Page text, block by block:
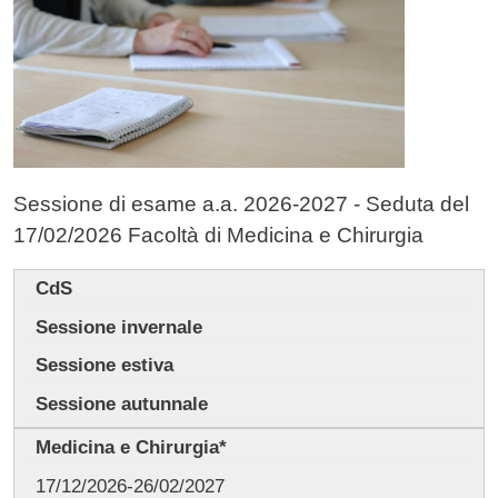
Sessione di esame a.a. 2026-2027 - Seduta del
17/02/2026 Facoltà di Medicina e Chirurgia
CdS
Sessione invernale
Sessione estiva
Sessione autunnale
Medicina e Chirurgia*
17/12/2026-26/02/2027